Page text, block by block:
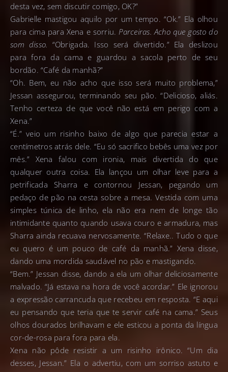
desta vez, sem discutir comigo, OK?”
Gabrielle mastigou aquilo por um tempo. “Ok.” Ela olhou
para cima para Xena e sorriu. Parceiras. Acho que gosto do
som disso. “Obrigada. Isso será divertido.” Ela deslizou
para fora da cama e guardou a sacola perto de seu
bordão. “Café da manhã?”
“Oh. Bem, eu não acho que isso será muito problema,”
Jessan assegurou, terminando seu pão. “Delicioso, aliás.
Tenho certeza de que você não está em perigo com a
Xena.”
“É.” veio um risinho baixo de algo que parecia estar a
centímetros atrás dele. “Eu só sacrifico bebês uma vez por
mês.” Xena falou com ironia, mais divertida do que
qualquer outra coisa. Ela lançou um olhar leve para a
petrificada Sharra e contornou Jessan, pegando um
pedaço de pão na cesta sobre a mesa. Vestida com uma
simples túnica de linho, ela não era nem de longe tão
intimidante quanto quando usava couro e armadura, mas
Sharra ainda recuava nervosamente. “Relaxe.. Tudo o que
eu quero é um pouco de café da manhã.” Xena disse,
dando uma mordida saudável no pão e mastigando.
“Bem.” Jessan disse, dando a ela um olhar deliciosamente
malvado. “Já estava na hora de você acordar.” Ele ignorou
a expressão carrancuda que recebeu em resposta. “E aqui
eu pensando que teria que te servir café na cama.” Seus
olhos dourados brilhavam e ele esticou a ponta da língua
cor-de-rosa para fora para ela.
Xena não pôde resistir a um risinho irônico. “Um dia
desses, Jessan.” Ela o advertiu, com um sorriso astuto e